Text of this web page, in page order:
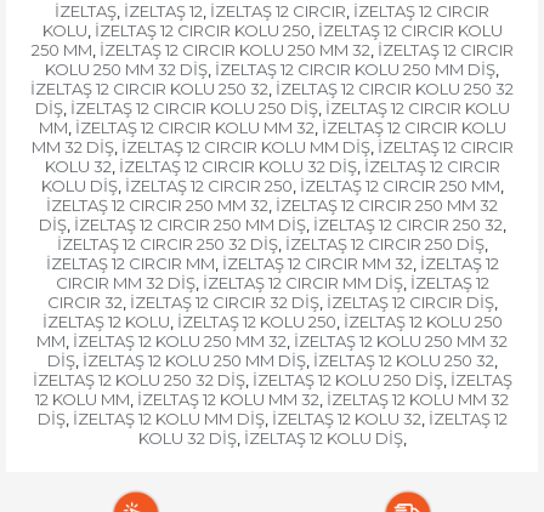
İZELTAŞ, İZELTAŞ 12, İZELTAŞ 12 CIRCIR, İZELTAŞ 12 CIRCIR
KOLU, İZELTAŞ 12 CIRCIR KOLU 250, İZELTAŞ 12 CIRCIR KOLU
250 MM, İZELTAŞ 12 CIRCIR KOLU 250 MM 32, İZELTAŞ 12 CIRCIR
KOLU 250 MM 32 DİŞ, İZELTAŞ 12 CIRCIR KOLU 250 MM DİŞ,
İZELTAŞ 12 CIRCIR KOLU 250 32, İZELTAŞ 12 CIRCIR KOLU 250 32
DİŞ, İZELTAŞ 12 CIRCIR KOLU 250 DİŞ, İZELTAŞ 12 CIRCIR KOLU
MM, İZELTAŞ 12 CIRCIR KOLU MM 32, İZELTAŞ 12 CIRCIR KOLU
MM 32 DİŞ, İZELTAŞ 12 CIRCIR KOLU MM DİŞ, İZELTAŞ 12 CIRCIR
KOLU 32, İZELTAŞ 12 CIRCIR KOLU 32 DİŞ, İZELTAŞ 12 CIRCIR
KOLU DİŞ, İZELTAŞ 12 CIRCIR 250, İZELTAŞ 12 CIRCIR 250 MM,
İZELTAŞ 12 CIRCIR 250 MM 32, İZELTAŞ 12 CIRCIR 250 MM 32
DİŞ, İZELTAŞ 12 CIRCIR 250 MM DİŞ, İZELTAŞ 12 CIRCIR 250 32,
İZELTAŞ 12 CIRCIR 250 32 DİŞ, İZELTAŞ 12 CIRCIR 250 DİŞ,
İZELTAŞ 12 CIRCIR MM, İZELTAŞ 12 CIRCIR MM 32, İZELTAŞ 12
CIRCIR MM 32 DİŞ, İZELTAŞ 12 CIRCIR MM DİŞ, İZELTAŞ 12
CIRCIR 32, İZELTAŞ 12 CIRCIR 32 DİŞ, İZELTAŞ 12 CIRCIR DİŞ,
İZELTAŞ 12 KOLU, İZELTAŞ 12 KOLU 250, İZELTAŞ 12 KOLU 250
MM, İZELTAŞ 12 KOLU 250 MM 32, İZELTAŞ 12 KOLU 250 MM 32
DİŞ, İZELTAŞ 12 KOLU 250 MM DİŞ, İZELTAŞ 12 KOLU 250 32,
İZELTAŞ 12 KOLU 250 32 DİŞ, İZELTAŞ 12 KOLU 250 DİŞ, İZELTAŞ
12 KOLU MM, İZELTAŞ 12 KOLU MM 32, İZELTAŞ 12 KOLU MM 32
DİŞ, İZELTAŞ 12 KOLU MM DİŞ, İZELTAŞ 12 KOLU 32, İZELTAŞ 12
KOLU 32 DİŞ, İZELTAŞ 12 KOLU DİŞ,